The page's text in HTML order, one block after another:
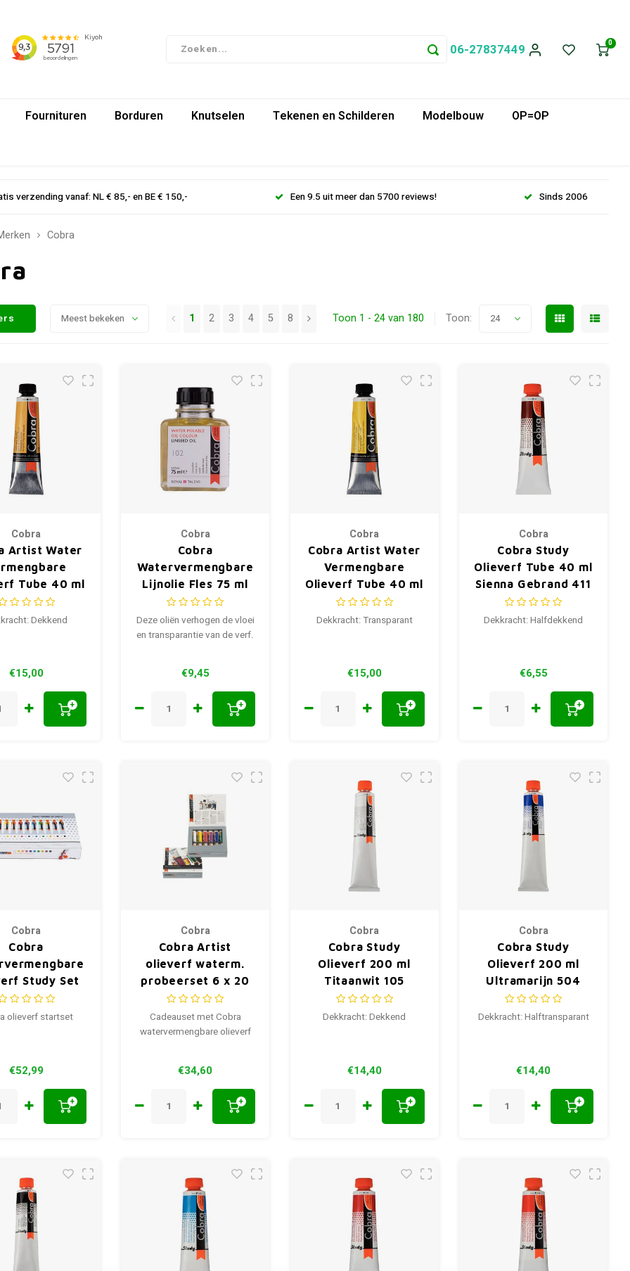
06-27837449 0
Fournituren Borduren Knutselen Tekenen en Schilderen Modelbouw
OP=OP
verzending vanaf: NL € 85,- en BE € 150,- Een 9.5 uit meer dan 5700 reviews! Sinds 2006
Cobra
Meest bekeken 1 2 3 4 5 8 Toon 1 - 24 van 180 Toon: 24
Cobra
Artist Water
Tube 40 ml
Donker
223Dekkend
€15,00
+
Cobra
Cobra
Watervermengbare
Lijnolie Fles 75 ml
Deze oliën verhogen de vloei
en transparantie van de verf.
€9,45
+
Cobra
Cobra Artist Water
Vermengbare
Olieverf Tube 40 ml
Transparantgeel
Groen 272
Dekkracht: Transparant
€15,00
+
Cobra
Cobra Study
Olieverf Tube 40 ml
Sienna Gebrand 411
Dekkracht: Halfdekkend
€6,55
+
Cobra
Cobra
Study Set
olieverf startset
€52,99
+
Cobra
Cobra Artist
olieverf waterm.
probeerset 6 x 20
ml
Cadeauset met Cobra
watervermengbare olieverf
€34,60
+
Cobra
Cobra Study
Olieverf 200 ml
Titaanwit 105
Dekkracht: Dekkend
€14,40
+
Cobra
Cobra Study
Olieverf 200 ml
Ultramarijn 504
Dekkracht: Halftransparant
€14,40
+